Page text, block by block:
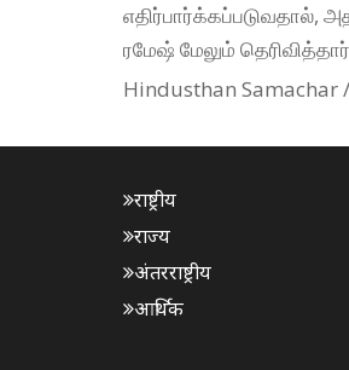
எதிர்பார்க்கப்படுவதால்,
ரமேஷ் மேலும்
Hindusthan Samachar
राष्ट्रीय
राज्य
अंतरराष्ट्रीय
आर्थिक